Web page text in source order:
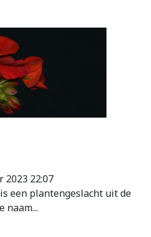
2023 22:07
een plantengeslacht uit de
naam...